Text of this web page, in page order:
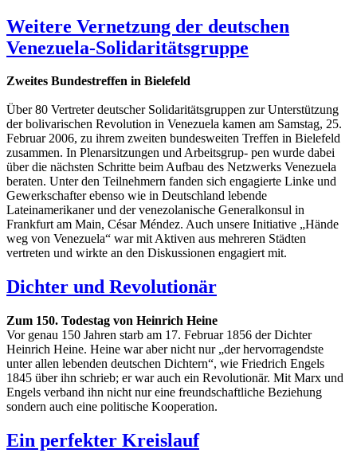
Weitere Vernetzung der deutschen
Venezuela-Solidaritätsgruppe
Zweites Bundestreffen in Bielefeld
Über 80 Vertreter deutscher Solidaritätsgruppen zur Unterstützung
der bolivarischen Revolution in Venezuela kamen am Samstag, 25.
Februar 2006, zu ihrem zweiten bundesweiten Treffen in Bielefeld
zusammen. In Plenarsitzungen und Arbeitsgrup- pen wurde dabei
über die nächsten Schritte beim Aufbau des Netzwerks Venezuela
beraten. Unter den Teilnehmern fanden sich engagierte Linke und
Gewerkschafter ebenso wie in Deutschland lebende
Lateinamerikaner und der venezolanische Generalkonsul in
Frankfurt am Main, César Méndez. Auch unsere Initiative „Hände
weg von Venezuela“ war mit Aktiven aus mehreren Städten
vertreten und wirkte an den Diskussionen engagiert mit.
Dichter und Revolutionär
Zum 150. Todestag von Heinrich Heine
Vor genau 150 Jahren starb am 17. Februar 1856 der Dichter
Heinrich Heine. Heine war aber nicht nur „der hervorragendste
unter allen lebenden deutschen Dichtern“, wie Friedrich Engels
1845 über ihn schrieb; er war auch ein Revolutionär. Mit Marx und
Engels verband ihn nicht nur eine freundschaftliche Beziehung
sondern auch eine politische Kooperation.
Ein perfekter Kreislauf